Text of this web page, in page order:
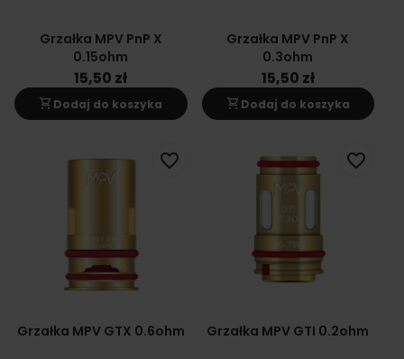
Grzałka MPV PnP X
0.15ohm
15,50 zł
shopping_cart Dodaj do koszyka
Grzałka MPV PnP X
0.3ohm
15,50 zł
shopping_cart Dodaj do koszyka
Grzałka MPV GTX 0.6ohm
favorite_border
Grzałka MPV GTI 0.2ohm
favorite_border